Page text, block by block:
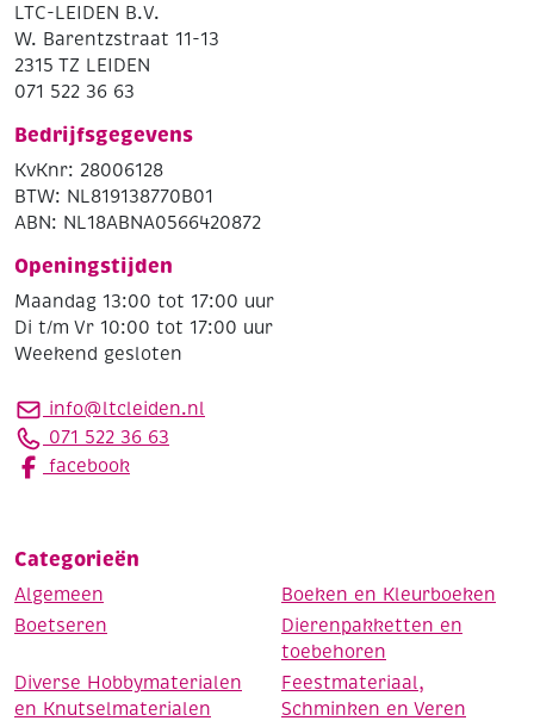
LTC-LEIDEN B.V.
W. Barentzstraat 11-13
2315 TZ LEIDEN
071 522 36 63
Bedrijfsgegevens
KvKnr: 28006128
BTW: NL819138770B01
ABN: NL18ABNA0566420872
Openingstijden
Maandag 13:00 tot 17:00 uur
Di t/m Vr 10:00 tot 17:00 uur
Weekend gesloten
info@ltcleiden.nl
071 522 36 63
facebook
Categorieën
Algemeen
Boeken en Kleurboeken
Boetseren
Dierenpakketten en
toebehoren
Diverse Hobbymaterialen
en Knutselmaterialen
Feestmateriaal,
Schminken en Veren